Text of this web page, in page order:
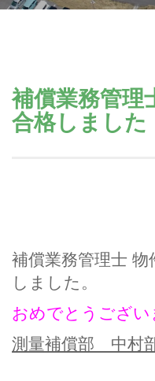
補償業務管理
合格しました
補償業務管理士 物
しました。
おめでとうござい
測量補償部 中村